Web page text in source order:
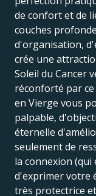
de confort et de
couches
d'organisation,
crée une
Soleil du Cancer
réconforté par ce
en Vierge vous
palpable,
éternelle
seulement de
la connexion (qui
d'exprimer votre
très protectrice